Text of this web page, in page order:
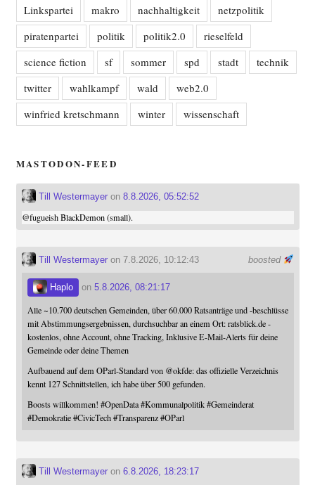
Linkspartei makro nachhaltigkeit
netzpolitik
piratenpartei
politik politik2.0
rieselfeld
science fiction
sf sommer spd stadt
technik
twitter
wahlkampf wald
web2.0
winfried kretschmann
winter wissenschaft
MASTODON-FEED
Till Westermayeron 8.8.2026, 05:52:52
@fugueishBlackDemon (small).
boosted
Till Westermayeron 7.8.2026, 10:12:43
Haplo on 5.8.2026, 08:21:17
Alle ~10.700 deutschen Gemeinden, über 60.000 Ratsanträge und -beschlüsse
mit Abstimmungsergebnissen, durchsuchbar an einem Ort: ratsblick.de -
kostenlos, ohne Account, ohne Tracking, Inklusive E-Mail-Alerts für deine
Gemeinde oder deine Themen
Aufbauend auf dem OParl-Standard von @okfde: das offizielle Verzeichnis
kennt 127 Schnittstellen, ich habe über 500 gefunden.
Boosts willkommen! #OpenData #Kommunalpolitik #Gemeinderat
#Demokratie #CivicTech #Transparenz #OParl
Till Westermayeron 6.8.2026, 18:23:17